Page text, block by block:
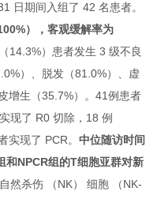
日期间入组了 42 名患者。
），客观缓解率为
14.3%）患者发生 3 级不良
）、脱发（81.0%）、虚
增生（35.7%）。41例患者
现了 R0 切除，18 例
实现了 PCR。 中位随访时间
和NPCR组的T细胞亚群对新
然杀伤 （NK） 细胞 （NK-